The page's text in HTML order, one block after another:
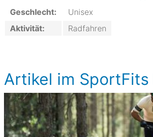
Geschlecht:
Unisex
Aktivität:
Radfahren
Artikel im SportFits